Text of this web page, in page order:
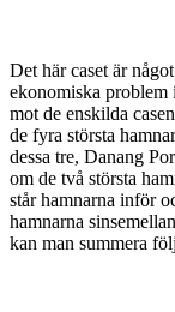
Det här caset är
ekonomiska problem
mot de enskilda
de fyra största
dessa tre, Danang
om de två största
står hamnarna inför
hamnarna
kan man summera